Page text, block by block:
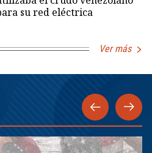
su red eléctrica
Ver más